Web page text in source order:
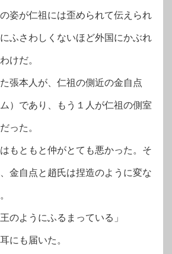
姿が仁祖には歪められて伝えられ
ふさわしくないほど外国にかぶれ
けだ。
張本人が、仁祖の側近の金自点
）であり、もう１人が仁祖の側室
った。
もともと仲がとても悪かった。そ
金自点と趙氏は捏造のように変な
のようにふるまっている」
にも届いた。